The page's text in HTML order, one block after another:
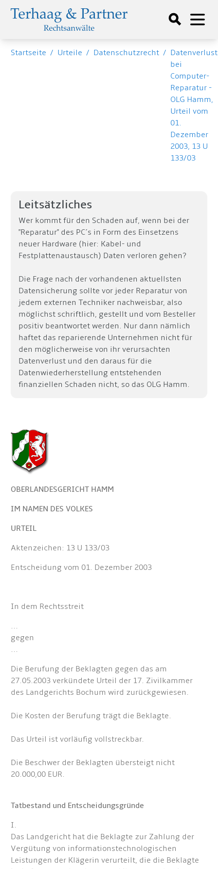
Startseite / Urteile / Datenschutzrecht / Datenverlust
bei
Computer-
Reparatur -
OLG Hamm,
Urteil vom
01.
Dezember
2003, 13 U
133/03
Leitsätzliches
Wer kommt für den Schaden auf, wenn bei der
"Reparatur" des PC´s in Form des Einsetzens
neuer Hardware (hier: Kabel- und
Festplattenaustausch) Daten verloren gehen?
Die Frage nach der vorhandenen aktuellsten
Datensicherung sollte vor jeder Reparatur von
jedem externen Techniker nachweisbar, also
möglichst schriftlich, gestellt und vom Besteller
positiv beantwortet werden. Nur dann nämlich
haftet das reparierende Unternehmen nicht für
den möglicherweise von ihr verursachten
Datenverlust und den daraus für die
Datenwiederherstellung entstehenden
finanziellen Schaden nicht, so das OLG Hamm.
OBERLANDESGERICHT HAMM
IM NAMEN DES VOLKES
URTEIL
Aktenzeichen: 13 U 133/03
Entscheidung vom 01. Dezember 2003
In dem Rechtsstreit
...
gegen
...
Die Berufung der Beklagten gegen das am
27.05.2003 verkündete Urteil der 17. Zivilkammer
des Landgerichts Bochum wird zurückgewiesen.
Die Kosten der Berufung trägt die Beklagte.
Das Urteil ist vorläufig vollstreckbar.
Die Beschwer der Beklagten übersteigt nicht
20.000,00 EUR.
Tatbestand und Entscheidungsgründe
I.
Das Landgericht hat die Beklagte zur Zahlung der
Vergütung von informationstechnologischen
Leistungen der Klägerin verurteilt, die die Beklagte